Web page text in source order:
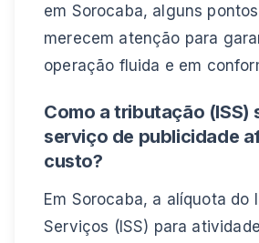
em Sorocaba, alguns
merecem atenção para
operação fluida e em
Como a tributação (ISS)
serviço de publicidade
custo?
Em Sorocaba, a alíquota do
Serviços (ISS) para